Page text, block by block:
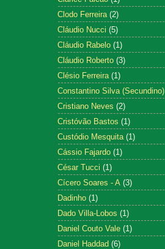
Clodo Ferreira (2)
Cláudio Nucci (5)
Cláudio Rabelo (1)
Cláudio Roberto (3)
Clésio Ferreira (1)
Constantino Silva (Secundino)
Cristiano Neves (2)
Cristóvão Bastos (1)
Custódio Mesquita (1)
Cássio Fajardo (1)
César Tucci (1)
Cícero Soares - A (3)
Dadinho (1)
Dado Villa-Lobos (1)
Daniel Couto Vale (1)
Daniel Haddad (6)